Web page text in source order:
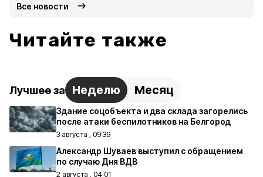
Все новости
Читайте также
Лучшее за Неделю Месяц
Здание соцобъекта и два склада загорелись
после атаки беспилотников на Белгород
3 августа , 09:39
Александр Шуваев выступил с обращением
по случаю Дня ВДВ
2 августа , 04:01